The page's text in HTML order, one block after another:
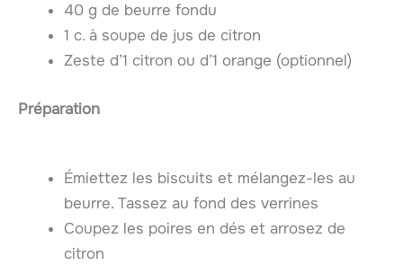
40 g de beurre fondu
1 c. à soupe de jus de citron
Zeste d’1 citron ou d’1 orange (optionnel)
Préparation
Émiettez les biscuits et mélangez-les au
beurre. Tassez au fond des verrines
Coupez les poires en dés et arrosez de
citron